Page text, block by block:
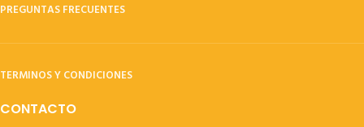
PREGUNTAS FRECUENTES
TERMINOS Y CONDICIONES
CONTACTO